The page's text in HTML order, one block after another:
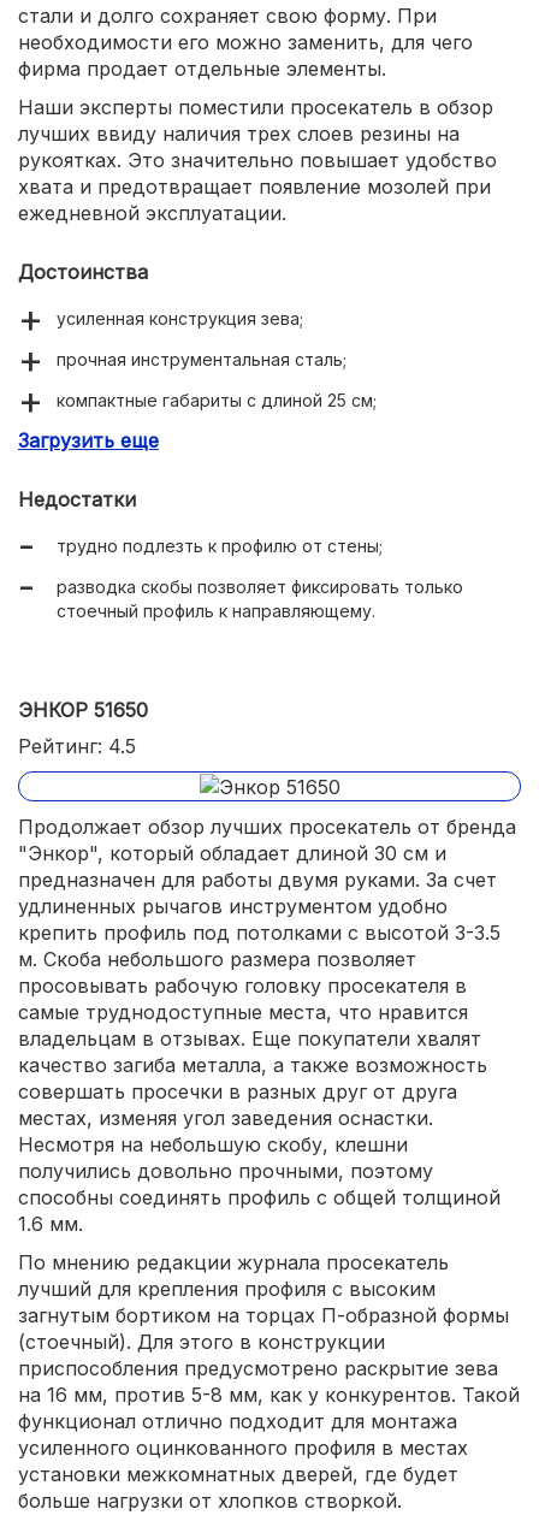
стали и долго сохраняет свою форму. При
необходимости его можно заменить, для чего
фирма продает отдельные элементы.
Наши эксперты поместили просекатель в обзор
лучших ввиду наличия трех слоев резины на
рукоятках. Это значительно повышает удобство
хвата и предотвращает появление мозолей при
ежедневной эксплуатации.
Достоинства
усиленная конструкция зева;
прочная инструментальная сталь;
компактные габариты с длиной 25 см;
возможность замены осей.
Загрузить еще
Недостатки
трудно подлезть к профилю от стены;
разводка скобы позволяет фиксировать только
стоечный профиль к направляющему.
ЭНКОР 51650
Рейтинг: 4.5
Продолжает обзор лучших просекатель от бренда
"Энкор", который обладает длиной 30 см и
предназначен для работы двумя руками. За счет
удлиненных рычагов инструментом удобно
крепить профиль под потолками с высотой 3-3.5
м. Скоба небольшого размера позволяет
просовывать рабочую головку просекателя в
самые труднодоступные места, что нравится
владельцам в отзывах. Еще покупатели хвалят
качество загиба металла, а также возможность
совершать просечки в разных друг от друга
местах, изменяя угол заведения оснастки.
Несмотря на небольшую скобу, клешни
получились довольно прочными, поэтому
способны соединять профиль с общей толщиной
1.6 мм.
По мнению редакции журнала просекатель
лучший для крепления профиля с высоким
загнутым бортиком на торцах П-образной формы
(стоечный). Для этого в конструкции
приспособления предусмотрено раскрытие зева
на 16 мм, против 5-8 мм, как у конкурентов. Такой
функционал отлично подходит для монтажа
усиленного оцинкованного профиля в местах
установки межкомнатных дверей, где будет
больше нагрузки от хлопков створкой.